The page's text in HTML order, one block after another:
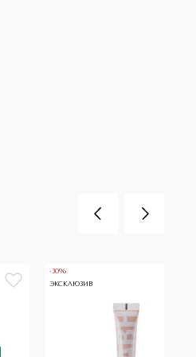
-30%
ЭКСКЛЮЗИВ